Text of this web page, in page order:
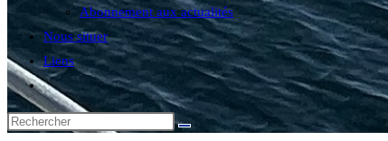
Abonnement aux actualités
Nous situer
Liens
Toggle
website
search